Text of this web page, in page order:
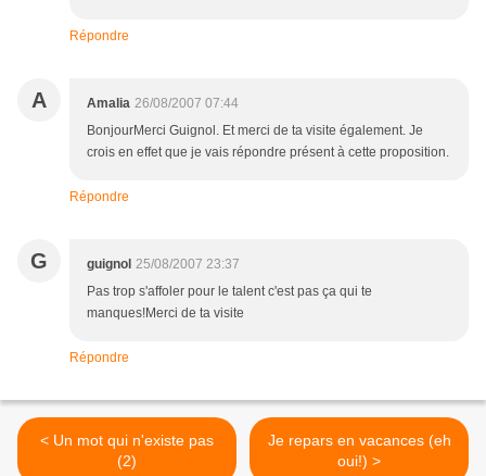
Répondre
A Amalia 26/08/2007 07:44
BonjourMerci Guignol. Et merci de ta visite également. Je
crois en effet que je vais répondre présent à cette proposition.
Répondre
G guignol 25/08/2007 23:37
Pas trop s'affoler pour le talent c'est pas ça qui te
manques!Merci de ta visite
Répondre
< Un mot qui n'existe pas
(2)
Je repars en vacances (eh
oui!) >